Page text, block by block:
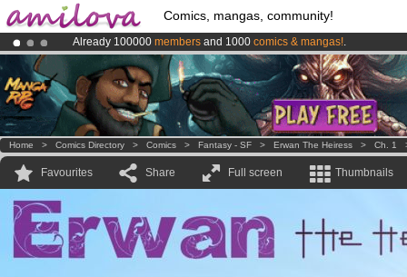
Comics, mangas, community!
Already 100000 members and 1000 comics & mangas!.
Premium membership from3.95 eurosper month !Get membership
AmilovaKickstarter is now LIVE!.
Home > Comics Directory > Comics > Fantasy - SF > Erwan The Heiress > Ch. 1
Favourites Share Full screen Thumbnails